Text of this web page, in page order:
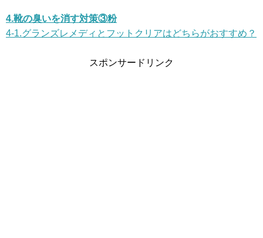
4.靴の臭いを消す対策③粉
4-1.グランズレメディとフットクリアはどちらがおすすめ？
スポンサードリンク